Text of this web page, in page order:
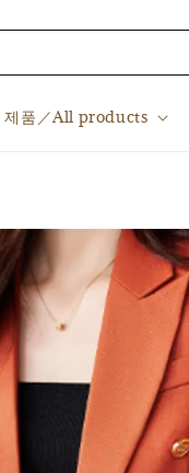
제품／All products